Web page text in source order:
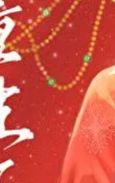
國
小
說
心
代
言
情